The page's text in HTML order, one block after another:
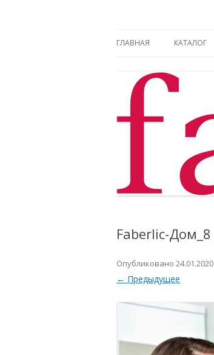
ГЛАВНАЯ КАТАЛОГ
Faberlic-Дом_8
Опубликовано 24.01.2020
← Предыдущее